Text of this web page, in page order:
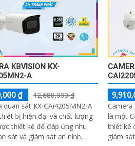
KBVISION KX-
A
₫
12,680,000 ₫
quan sát KX-CAi4205MN2-A
bị hiện đại và chất lượng
thiết kế để đáp ứng nhu
sát và giám sát an ninh.
Camera
là một
thiết kế
giám sát ban